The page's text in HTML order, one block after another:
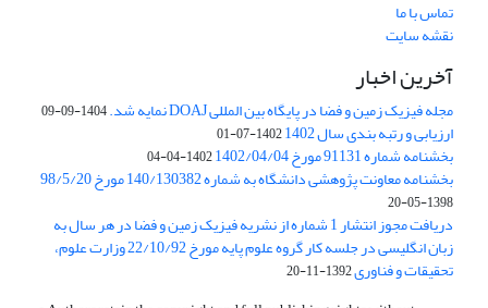
تماس با ما
نقشه سایت
آخرین اخبار
مجله فیزیک زمین و فضا در پایگاه بین المللی DOAJ نمایه شد. 1404-09-09
ارزیابی و رتبه بندی سال 1402 1402-07-01
بخشنامه شماره 91131 مورخ 1402/04/04 1402-04-04
بخشنامه معاونت پژوهشی دانشگاه به شماره 140/130382 مورخ 98/5/20
1398-05-20
دریافت مجوز انتشار 1 شماره از نشریه فیزیک زمین و فضا در هر سال به
زبان انگلیسی در جلسه کار گروه علوم پایه مورخ 22/10/92 وزارت علوم،
تحقیقات و فناوری1392-11-20